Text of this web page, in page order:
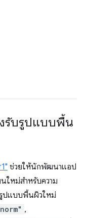
งรับรูปแบบพื้น
ช่วยให้นักพัฒนาแอป
ใหม่สำหรับความ
รูปแบบพื้นผิวใหม่
,